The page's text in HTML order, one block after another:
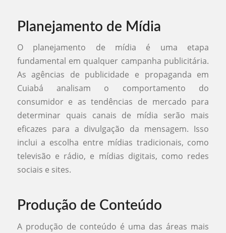
Planejamento de Mídia
O planejamento de mídia é uma etapa
fundamental em qualquer campanha publicitária.
As agências de publicidade e propaganda em
Cuiabá analisam o comportamento do
consumidor e as tendências de mercado para
determinar quais canais de mídia serão mais
eficazes para a divulgação da mensagem. Isso
inclui a escolha entre mídias tradicionais, como
televisão e rádio, e mídias digitais, como redes
sociais e sites.
Produção de Conteúdo
A produção de conteúdo é uma das áreas mais